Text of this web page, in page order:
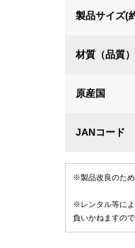
製品サイズ(
材質（品質）
原産国
JANコード
※製品改良のため
※レンタル等によ
負いかねますの